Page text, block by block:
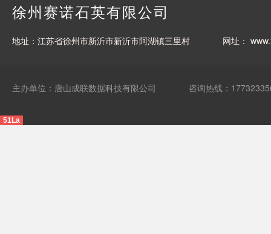
徐州赛诺石英有限公司
地址：江苏省徐州市新沂市新沂市阿湖镇三里村 网址：
主办单位：唐山成联数据科技有限公司 咨询热线：
51La